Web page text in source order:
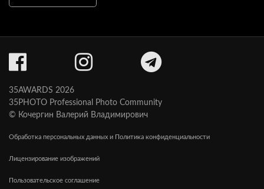
35AWARDS 2026
35PHOTO Professional Photo Community
© Кочергин Валерий Владимирович
Обработка персональных данных и Политика конфиденциальности
Лицензирование изображений
Пользовательское соглашение